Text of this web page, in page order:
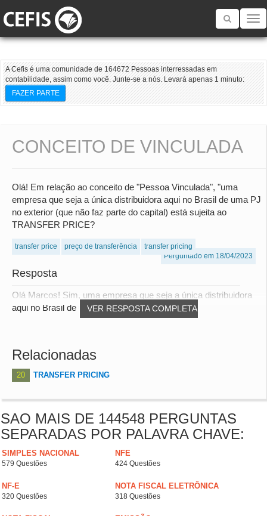
Toggle
A Cefis é uma comunidade de 164672 Pessoas interressadas em
contabilidade, assim como você. Junte-se a nós. Levará apenas 1 minuto:
FAZER PARTE
CONCEITO DE VINCULADA
Olá! Em relação ao conceito de "Pessoa Vinculada", "uma
empresa que seja a única distribuidora aqui no Brasil de uma PJ
no exterior (que não faz parte do capital) está sujeita ao
TRANSFER PRICE?
transfer price preço de transferência
transfer pricing
Perguntado em 18/04/2023
Resposta
VER RESPOSTA COMPLETA
Olá Marcos! Sim, uma empresa que seja a única distribuidora
aqui no Brasil de uma pessoa jurídica (P...
Relacionadas
20 TRANSFER PRICING
SAO MAIS DE 144548 PERGUNTAS
SEPARADAS POR PALAVRA CHAVE:
SIMPLES NACIONAL
579 Questões
NFE
424 Questões
NF-E
320 Questões
NOTA FISCAL ELETRÔNICA
318 Questões